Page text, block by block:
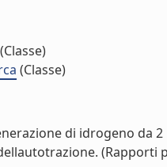
(Classe)
(Classe)
di idrogeno da